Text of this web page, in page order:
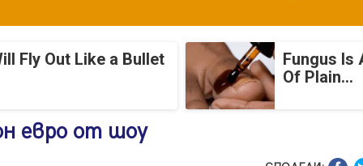
Fly Out Like a Bullet
Fungus Is
Of Plain...
евро от шоу